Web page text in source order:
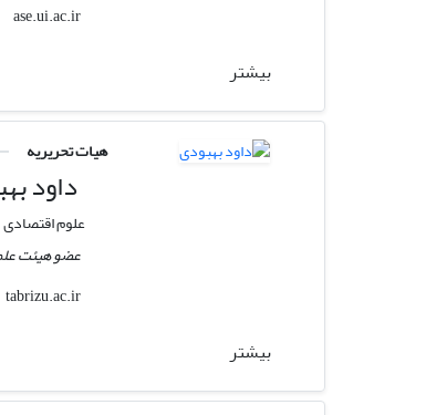
ase.ui.ac.ir
بیشتر
هیات تحریریه
داود
علوم اقتصادی
عضو هیئت
tabrizu.ac.ir
بیشتر